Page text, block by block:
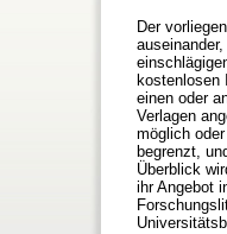
Der
kostenlosen
einen oder
Verlagen
möglich
begrenzt,
Überblick
ihr Angebot